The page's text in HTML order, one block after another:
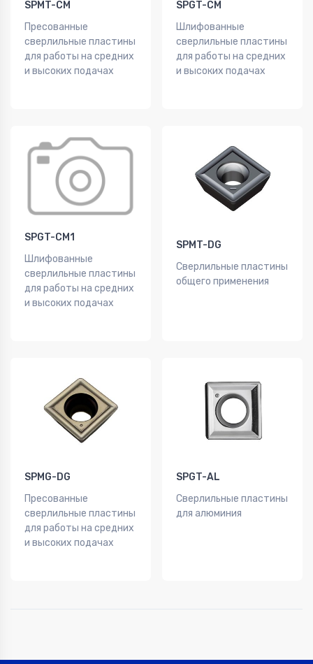
SPMT-CM
Пресованные
сверлильные пластины
для работы на средних
и высоких подачах
SPGT-CM
Шлифованные
сверлильные пластины
для работы на средних
и высоких подачах
SPGT-CM1
Шлифованные
сверлильные пластины
для работы на средних
и высоких подачах
SPMT-DG
Сверлильные пластины
общего применения
SPMG-DG
Пресованные
сверлильные пластины
для работы на средних
и высоких подачах
SPGT-AL
Сверлильные пластины
для алюминия